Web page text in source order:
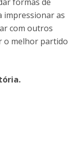
impressionar as
com outros
o melhor partido